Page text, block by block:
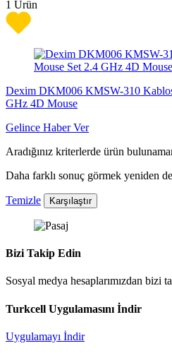
1 Ürün
Dexim DKM006 KMSW-310
GHz 4D Mouse
Gelince Haber Ver
Aradığınız kriterlerde ürün
Daha farklı sonuç görmek yeniden
Temizle Karşılaştır
Bizi Takip Edin
Sosyal medya hesaplarımızdan bizi
Turkcell Uygulamasını İndir
Uygulamayı İndir